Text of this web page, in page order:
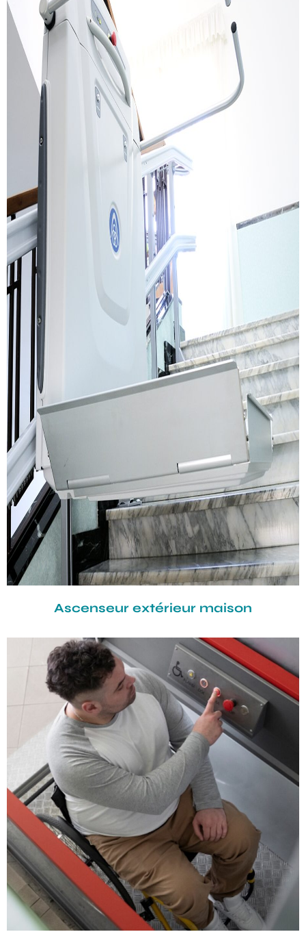
Ascenseur extérieur maison